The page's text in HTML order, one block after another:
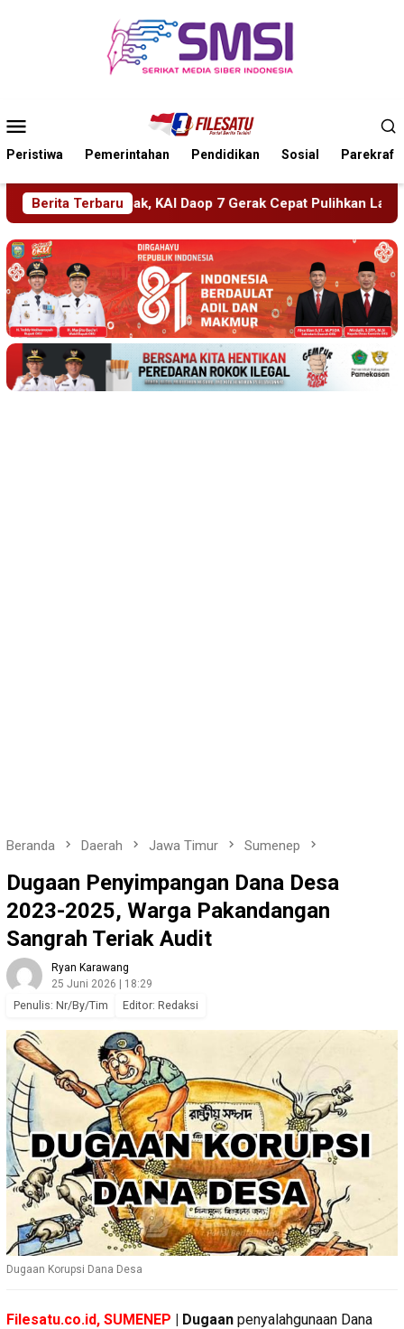
Mobile
Peristiwa Pemerintahan Pendidikan Sosial Parekraf
Berita Terbaru
Cepat Pulihkan Layanan PMR Wira SMKN 1
Beranda Daerah Jawa Timur Sumenep
Dugaan Penyimpangan Dana Desa
2023-2025, Warga Pakandangan
Sangrah Teriak Audit
Ryan Karawang
25 Juni 2026 | 18:29
Penulis: Nr/By/Tim Editor: Redaksi
Dugaan Korupsi Dana Desa
Filesatu.co.id, SUMENEP | Dugaan penyalahgunaan Dana